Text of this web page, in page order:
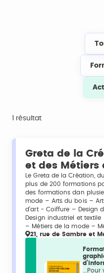
1 résultat
Greta de la
et des Métiers
Le Greta de la Création,
plus de 200 formations
des formations dan
mode – Arts du bois –
d’art - Coiffure – Design
Design industriel et
– Métiers de la mode –
21, rue de Sambre et